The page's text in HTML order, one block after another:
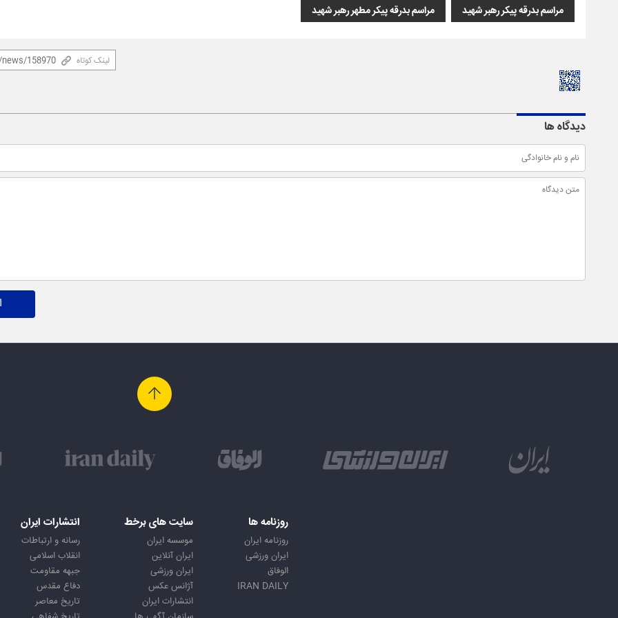
مراسم بدرقه پیکر رهبر شهید مراسم بدرقه پیکر مطهر رهبر شهید
لینک کوتاه
دیدگاه ها
روزنامه ها
روزنامه ایران
ایران ورزشی
الوفاق
IRAN DAILY
سایت های برخط
موسسه ایران
ایران آنلاین
ایران ورزشی
آژانس عکس
انتشارات ایران
انتشارات ایران
رسانه و ارتباطات
انقلاب اسلامی
جبهه مقاومت
دفاع مقدس
تاریخ معاصر